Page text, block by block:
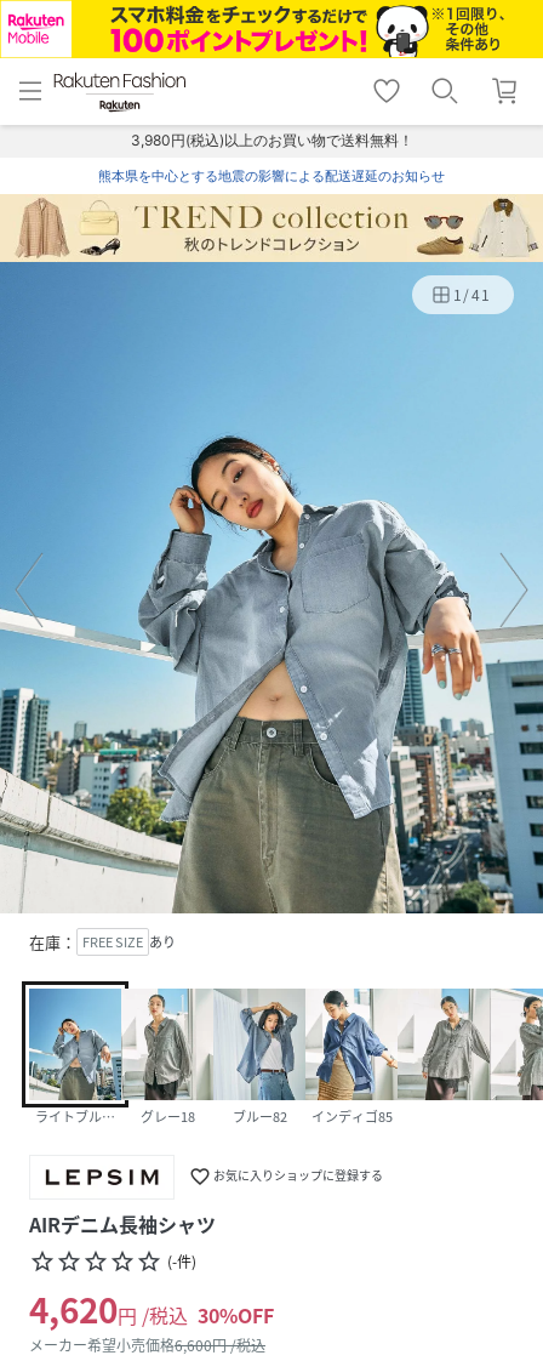
menu home
トップ
shopping_cart lock_outline
ログイン
3,980円(税込)以上のお買い物で送料無料！
熊本県を中心とする地震の影響による配送遅延のお知らせ
1/41
在庫： FREE SIZE あり
ライトブルー81(新色)グレー18 ブルー82 インディゴ85
favorite_border お気に入りショップに登録する
AIRデニム長袖シャツ
star_borderstar_borderstar_borderstar_borderstar_border (-件)
4,620円 /税込 30%OFF
メーカー希望小売価格6,600円 /税込